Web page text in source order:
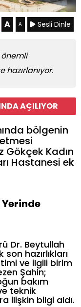
A A Sesli Dinle
önemli
hazırlanıyor.
AÇILIYOR
bölgenin
Gökçek Kadın
Hastanesi ek
Yerinde
Dr. Beytullah
hazırlıkları
ve ilgili birim
Şahin;
bakım
teknik
ilişkin bilgi aldı.